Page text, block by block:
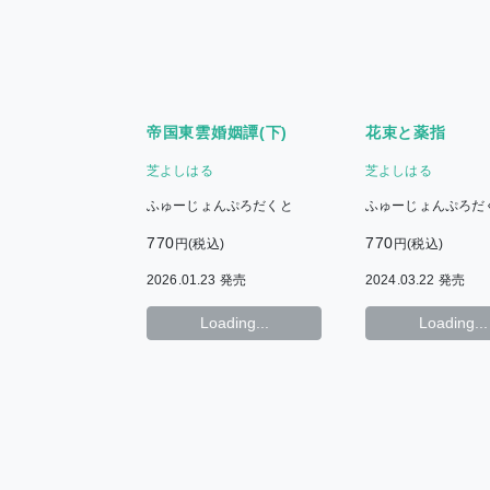
帝国東雲婚姻譚(下)
芝よしはる
ふゅーじょんぷろだくと
770円(税込)
2026.01.23 発売
Loading...
花束と薬指
芝よしはる
ふゅーじょんぷろだ
770円(税込)
2024.03.22 発売
Loading...